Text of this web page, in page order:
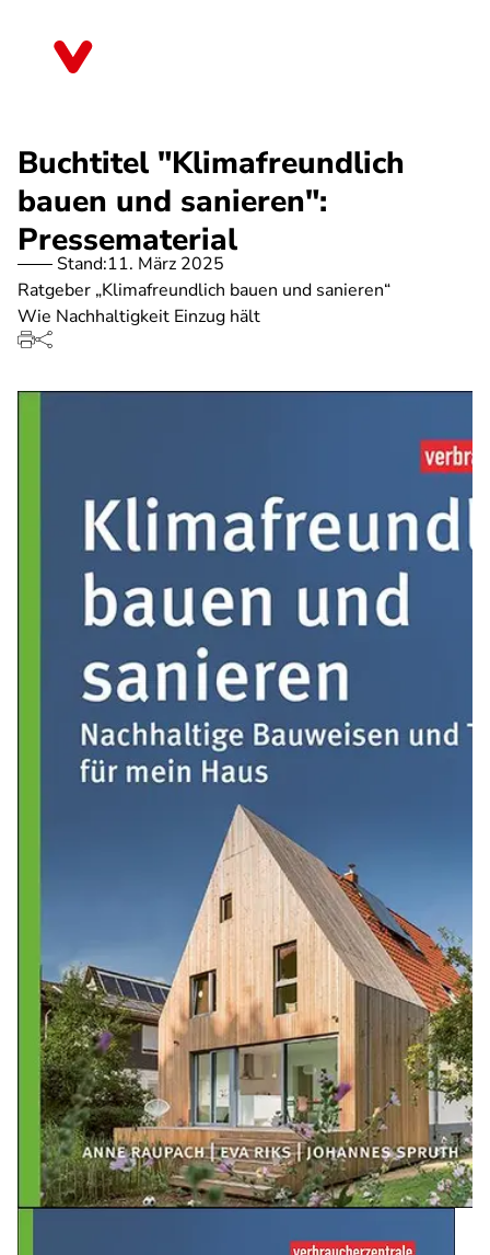
Buchtitel "Klimafreundlich
bauen und sanieren":
Pressematerial
Stand:11. März 2025
Ratgeber „Klimafreundlich bauen und sanieren“
Wie Nachhaltigkeit Einzug hält